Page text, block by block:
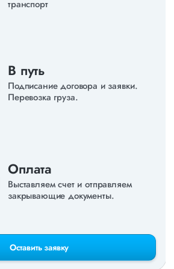
транспорт
В путь
Подписание договора и заявки.
Перевозка груза.
Оплата
Выставляем счет и отправляем
закрывающие документы.
Оставить заявку